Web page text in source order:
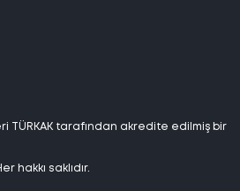
TÜRKAK tarafından akredite edilmiş bir
hakkı saklıdır.